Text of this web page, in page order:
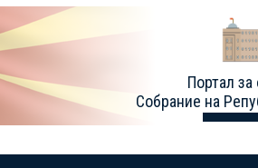
Портал
Собрание на